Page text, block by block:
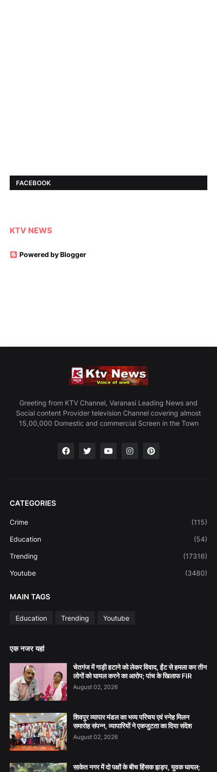
FACEBOOK
KTV NEWS
Powered by Blogger
Greeting from KTV Channel, Varanasi Leading News and
Social content Provider television Channel covering almost
15,00,000 Domestic and commercial Screen in the Town
CATEGORIES
Crime (115)
Education (54)
Trending (17316)
Youtube (3480)
MAIN TAGS
Education Trending Youtube
एक नजर यहां
चेतगंज में गाड़ी हटाने को लेकर विवाद, ईंट से हमला कर तीन
लोगों को घायल करने का आरोप; पांच के खिलाफ FIR
August 02, 2026
शिवपुर व्यापार मंडल का भव्य परिचय एवं स्नेह मिलन
समारोह संपन्न, व्यापारियों ने एकजुटता का दिया संदेश
August 02, 2026
साकेत नगर में दो पक्षों के बीच हिंसक झड़प, युवक घायल;